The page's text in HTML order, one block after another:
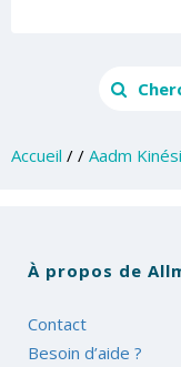
Accueil / / Aadm
À propos de
Contact
Besoin d’aide ?